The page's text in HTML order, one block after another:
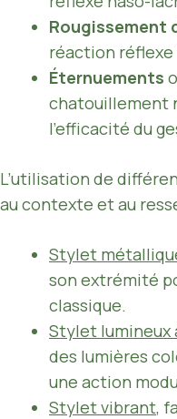
Rougissement
réaction réflexe
Éternuements
chatouillement
l’efficacité du
L’utilisation de
au contexte et au
Stylet
son extrémité
classique.
Stylet lumineux
des lumières
une action
Stylet vibrant,